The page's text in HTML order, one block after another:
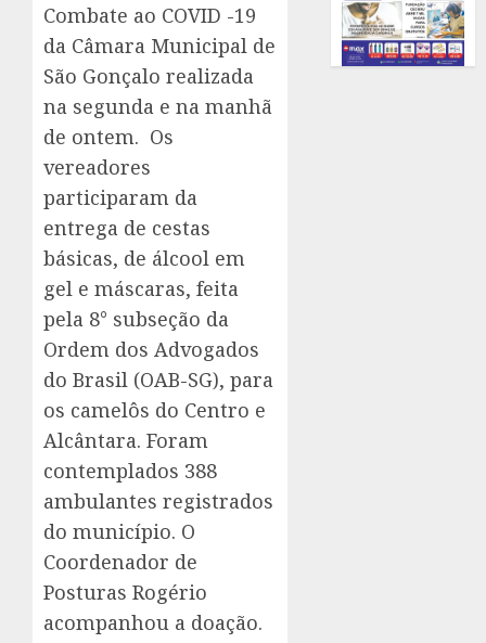
Combate ao COVID -19
da Câmara Municipal de
São Gonçalo realizada
na segunda e na manhã
de ontem. Os
vereadores
participaram da
entrega de cestas
básicas, de álcool em
gel e máscaras, feita
pela 8° subseção da
Ordem dos Advogados
do Brasil (OAB-SG), para
os camelôs do Centro e
Alcântara. Foram
contemplados 388
ambulantes registrados
do município. O
Coordenador de
Posturas Rogério
acompanhou a doação.